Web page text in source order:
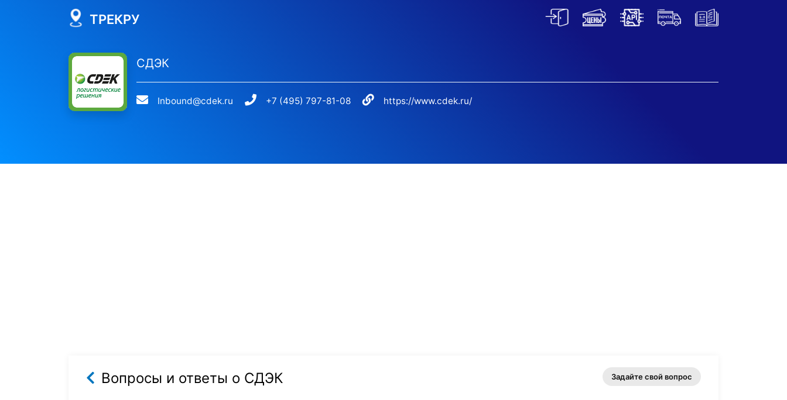
ТРЕКРУ
СДЭК
Inbound@cdek.ru +7 (495) 797-81-08 https://www.cdek.ru/
Вопросы и ответы о СДЭК Задайте свой вопрос